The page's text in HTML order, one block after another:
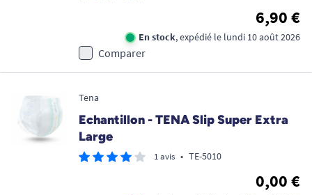
6,90 €
En stock, expédié le lundi 10 août 2026
Comparer
Tena
Echantillon - TENA Slip Super Extra
Large
1 avis • TE-5010
0,00 €